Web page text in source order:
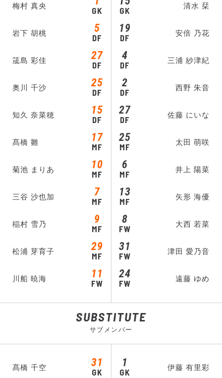
梅村 真央 GK
岩下 胡桃 5
DF
筬島 彩佳 27
DF
奥川 千沙 25
DF
知久 奈菜穂 15
DF
髙橋 雛 17
MF
菊池 まりあ 10
MF
三谷 沙也加 7
MF
稲村 雪乃 9
MF
松浦 芽育子 29
MF
川船 暁海 11
FW
GK 清水 栞
DF
19 安倍 乃花
DF
4 三浦 紗津紀
DF
2 西野 朱音
DF
27 佐藤 にいな
MF
25 太田 萌咲
MF
6 井上 陽菜
MF
13 矢形 海優
FW
8 大西 若菜
FW
31 津田 愛乃音
FW
24 遠藤 ゆめ
SUBSTITUTE
サブメンバー
髙橋 千空 31
GK GK
1 伊藤 有里彩